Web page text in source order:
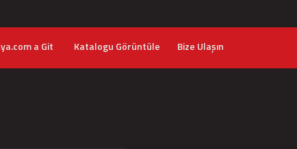
a Git Katalogu Görüntüle Bize Ulaşın